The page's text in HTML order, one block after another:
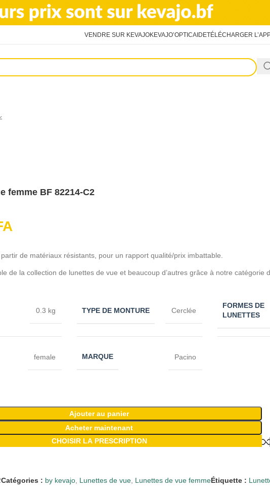
VENDRE SUR KEVAJOKEVAJO’OPTICAIDETÉLÉCHARGER
femme BF 82214-C2
de matériaux résistants, pour un rapport qualité/prix imbattable.
de la collection de lunettes de vue et beaucoup d’autres grâce à notre catégorie
0.3 kg TYPE DE MONTURE Cerclée
FORMES DE
LUNETTES
female MARQUE Pacino
Ajouter au panier
Acheter maintenant
CHOISIR LA PRESCRIPTION
Catégories : by kevajo Lunettes de vue Lunettes de vue femmeÉtiquette :